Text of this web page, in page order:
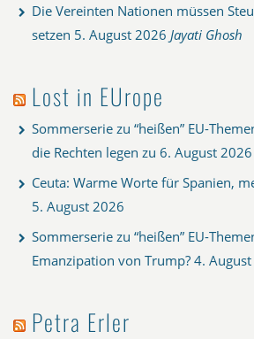
Die Vereinten Nationen müssen
setzen 5. August 2026 Jayati Ghosh
Lost in EUrope
Sommerserie zu “heißen” EU-
die Rechten legen zu 6. August 2026
Ceuta: Warme Worte für Spanien,
5. August 2026
Sommerserie zu “heißen” EU-
Emanzipation von Trump? 4.
Petra Erler